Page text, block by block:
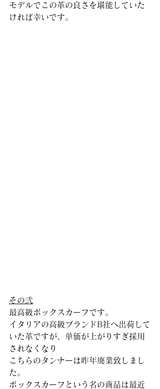
モデルでこの革の良さを堪能していた
ければ幸いです。
その弐
最高級ボックスカーフです。
イタリアの高級ブランドB社へ出荷して
いた革ですが、単価が上がりすぎ採用
されなくなり
こちらのタンナーは昨年廃業致しまし
た。
ボックスカーフという名の商品は最近